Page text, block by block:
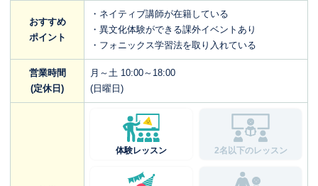
おすすめ
ポイント
・ネイティブ講師が在籍している
・異文化体験ができる課外イベントあり
・フォニックス学習法を取り入れている
営業時間
(定休日)
月～土 10:00～18:00
(日曜日)
体験レッスン 2名以下のレッスン